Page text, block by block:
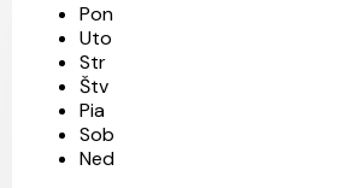
Pon
Uto
Str
Štv
Pia
Sob
Ned